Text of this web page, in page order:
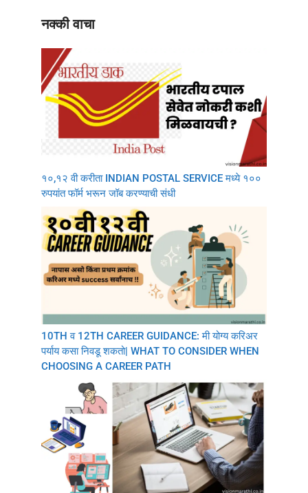
नक्की वाचा
१०,१२ वी करीता INDIAN POSTAL SERVICE मध्ये १००
रुपयांत फॉर्म भरून जॉब करण्याची संधी
10TH व 12TH CAREER GUIDANCE: मी योग्य करिअर
पर्याय कसा निवडू शकतो| WHAT TO CONSIDER WHEN
CHOOSING A CAREER PATH